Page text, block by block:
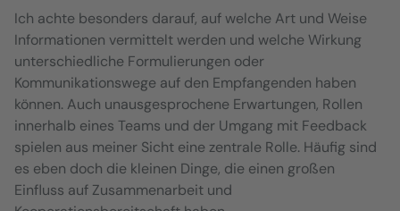
Ich achte besonders darauf, auf welche Art und Weise
Informationen vermittelt werden und welche Wirkung
unterschiedliche Formulierungen oder
Kommunikationswege auf den Empfangenden haben
können. Auch unausgesprochene Erwartungen, Rollen
innerhalb eines Teams und der Umgang mit Feedback
spielen aus meiner Sicht eine zentrale Rolle. Häufig sind
es eben doch die kleinen Dinge, die einen großen
Einfluss auf Zusammenarbeit und